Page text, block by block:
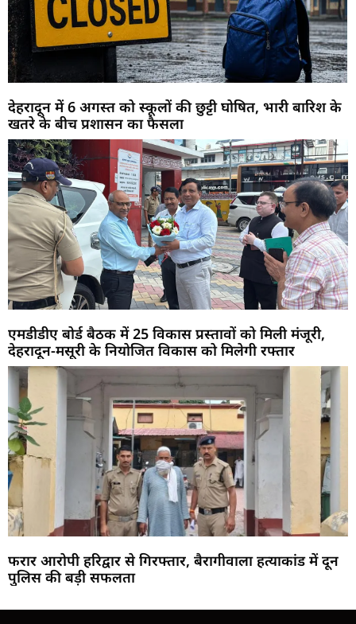
देहरादून में 6 अगस्त को स्कूलों की छुट्टी घोषित, भारी बारिश के
खतरे के बीच प्रशासन का फैसला
एमडीडीए बोर्ड बैठक में 25 विकास प्रस्तावों को मिली मंजूरी,
देहरादून-मसूरी के नियोजित विकास को मिलेगी रफ्तार
फरार आरोपी हरिद्वार से गिरफ्तार, बैरागीवाला हत्याकांड में दून
पुलिस की बड़ी सफलता